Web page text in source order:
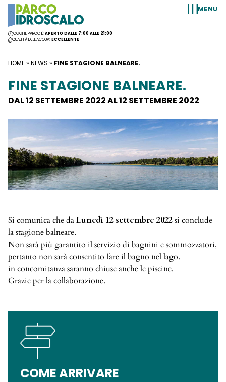
Vai al contenuto
OGGI IL PARCO È:APERTO DALLE 7:00 ALLE 21:00
QUALITÀ DELL'ACQUA:ECCELLENTE
MENU
HOME» NEWS » FINE STAGIONE BALNEARE.
FINE STAGIONE BALNEARE.
DAL 12 SETTEMBRE 2022 AL 12 SETTEMBRE 2022
Si comunica che daLunedì 12 settembre 2022si conclude
la stagione balneare.
Non sarà più garantito il servizio di bagnini e sommozzatori,
pertanto non sarà consentito fare il bagno nel lago.
in concomitanza saranno chiuse anche le piscine.
Grazie per la collaborazione.
COME ARRIVARE